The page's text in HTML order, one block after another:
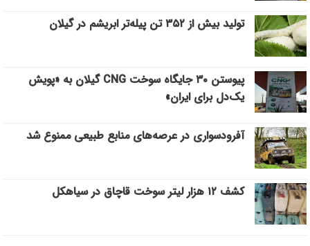
تولید بیش از ۳۵۲ تن پیله‌تر ابریشم در گیلان
پیوستن ۳۰ جایگاه سوخت CNG گیلان به «پویش
یک‌دل برای ایران»
آفرودسواری در عرصه‌های منابع طبیعی ممنوع شد
کشف ۱۲ هزار لیتر سوخت قاچاق در سیاهکل